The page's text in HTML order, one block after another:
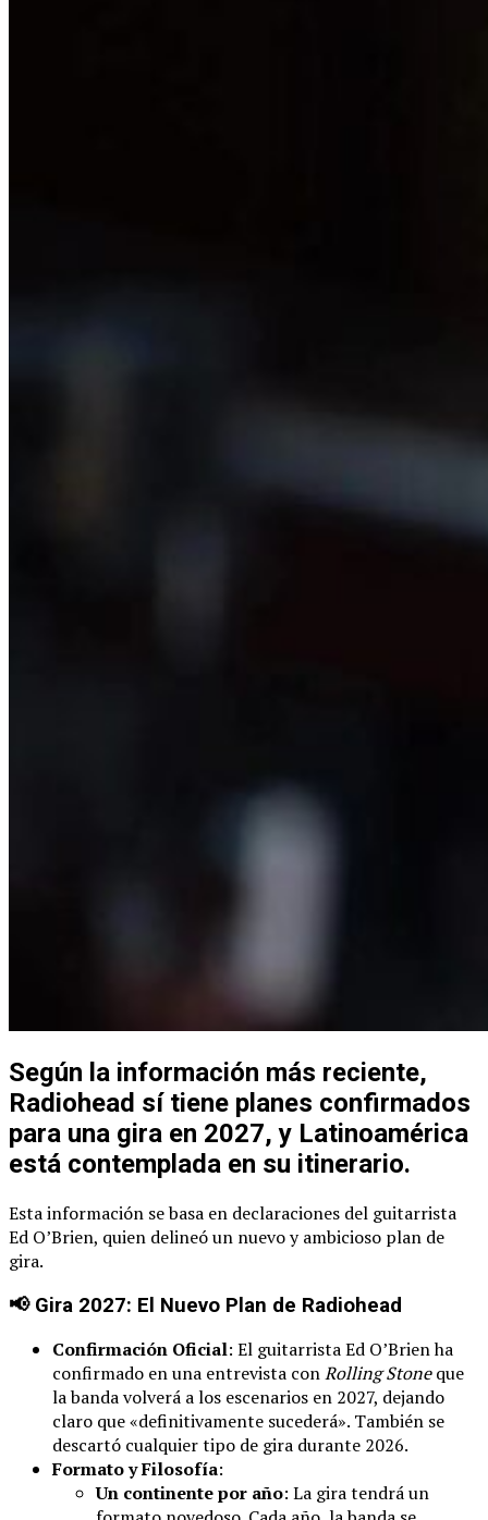
Según la información más reciente,
Radiohead sí tiene planes confirmados
para una gira en 2027, y Latinoamérica
está contemplada en su itinerario.
Esta información se basa en declaraciones del guitarrista
Ed O’Brien, quien delineó un nuevo y ambicioso plan de
gira.
📢 Gira 2027: El Nuevo Plan de Radiohead
Confirmación Oficial: El guitarrista Ed O’Brien ha
confirmado en una entrevista conRolling Stoneque
la banda volverá a los escenarios en 2027, dejando
claro que «definitivamente sucederá». También se
descartó cualquier tipo de gira durante 2026.
Formato y Filosofía:
Un continente por año: La gira tendrá un